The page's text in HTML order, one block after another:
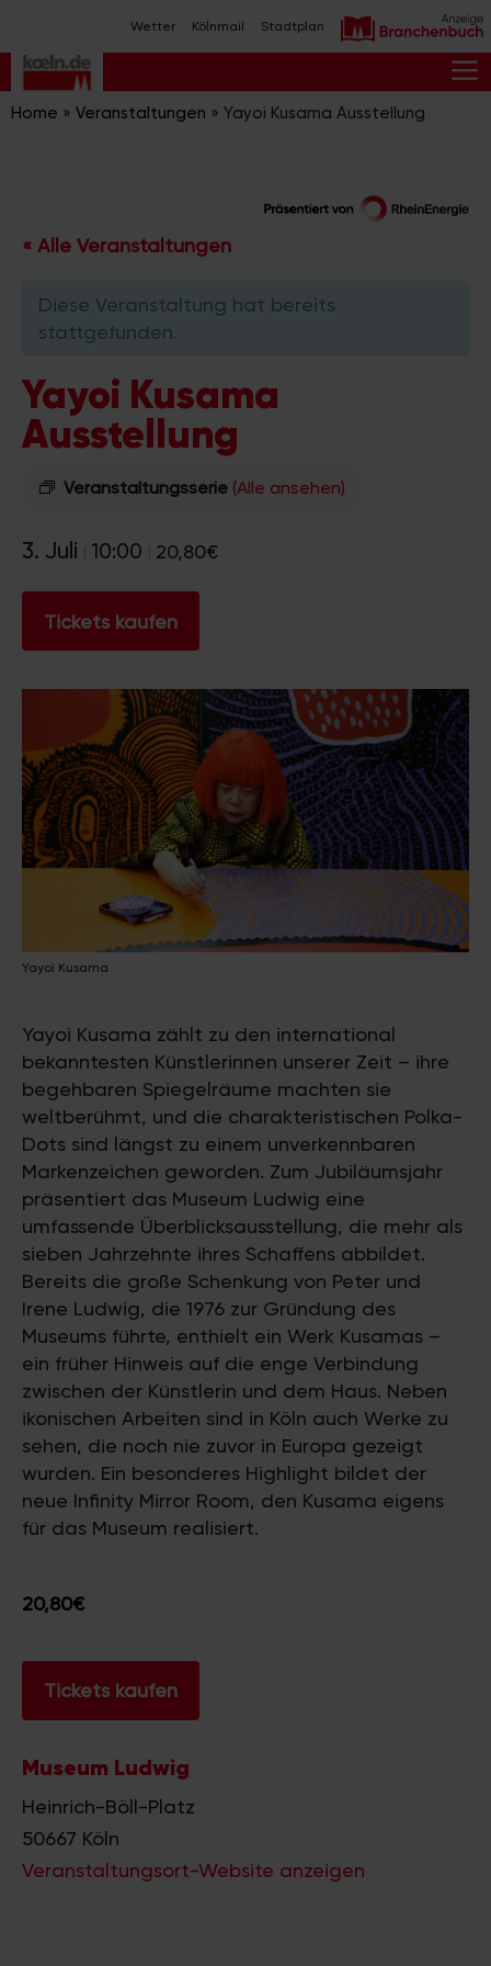
Inhalt
springen
Wetter Kölnmail Stadtplan
Home » Veranstaltungen » Yayoi Kusama Ausstellung
« Alle Veranstaltungen
Diese Veranstaltung hat bereits
stattgefunden.
Yayoi Kusama
Ausstellung
Veranstaltungsserie (Alle ansehen)
3. Juli 10:00 20,80€
Tickets kaufen
Yayoi Kusama
Yayoi Kusama zählt zu den international
bekanntesten Künstlerinnen unserer Zeit – ihre
begehbaren Spiegelräume machten sie
weltberühmt, und die charakteristischen Polka-
Dots sind längst zu einem unverkennbaren
Markenzeichen geworden. Zum Jubiläumsjahr
präsentiert das Museum Ludwig eine
umfassende Überblicksausstellung, die mehr als
sieben Jahrzehnte ihres Schaffens abbildet.
Bereits die große Schenkung von Peter und
Irene Ludwig, die 1976 zur Gründung des
Museums führte, enthielt ein Werk Kusamas –
ein früher Hinweis auf die enge Verbindung
zwischen der Künstlerin und dem Haus. Neben
ikonischen Arbeiten sind in Köln auch Werke zu
sehen, die noch nie zuvor in Europa gezeigt
wurden. Ein besonderes Highlight bildet der
neue Infinity Mirror Room, den Kusama eigens
für das Museum realisiert.
20,80€
Tickets kaufen
Museum Ludwig
Heinrich-Böll-Platz
50667 Köln
Veranstaltungsort-Website anzeigen